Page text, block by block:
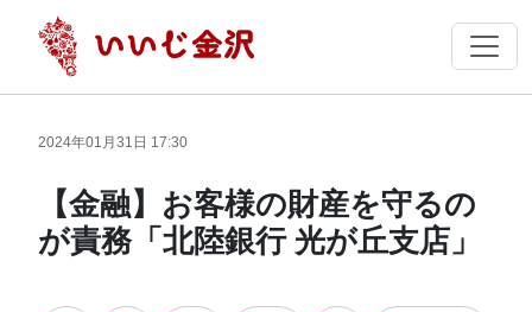
2024年01月31日 17:30
【金融】お客様の財産を守るの
が責務「北陸銀行 光が丘支店」